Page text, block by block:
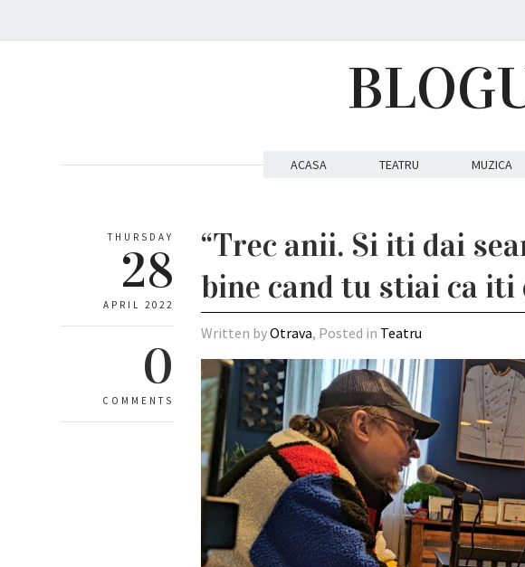
ACASA TEATRU MUZICA
THURSDAY
28
APRIL 2022
0
COMMENTS
“Trec anii. Si iti dai
bine cand tu stiai ca iti
Written byOtrava, Posted in Teatru